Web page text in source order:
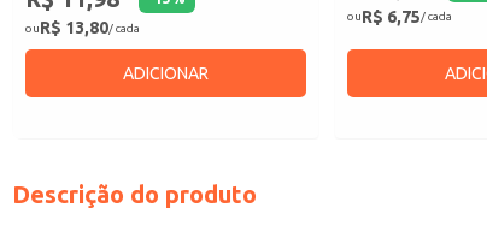
ouR$ 13,80/ cada
ADICIONAR
ouR$ 6,75/ cada
Descrição do produto